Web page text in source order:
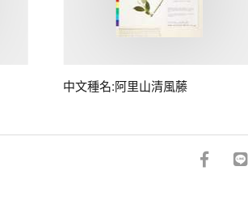
中文種名:阿里山清風藤